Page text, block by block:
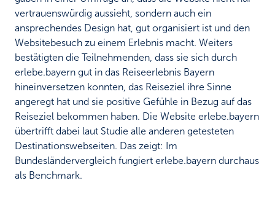
vertrauenswürdig aussieht, sondern auch ein
ansprechendes Design hat, gut organisiert ist und den
Websitebesuch zu einem Erlebnis macht. Weiters
bestätigten die Teilnehmenden, dass sie sich durch
erlebe.bayern gut in das Reiseerlebnis Bayern
hineinversetzen konnten, das Reiseziel ihre Sinne
angeregt hat und sie positive Gefühle in Bezug auf das
Reiseziel bekommen haben. Die Website erlebe.bayern
übertrifft dabei laut Studie alle anderen getesteten
Destinationswebseiten. Das zeigt: Im
Bundesländervergleich fungiert erlebe.bayern durchaus
als Benchmark.